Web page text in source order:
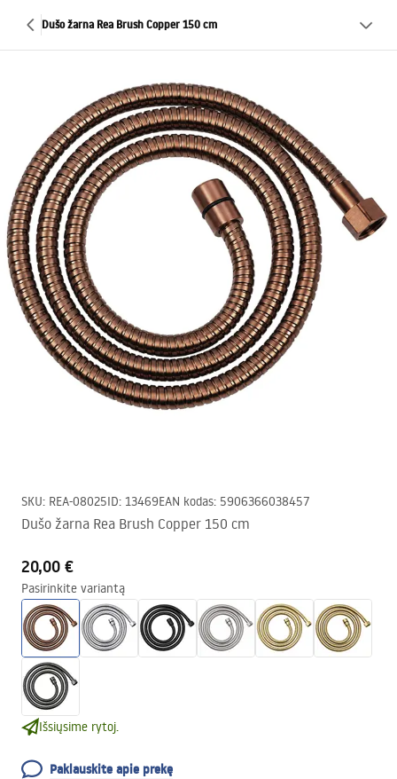
Dušo žarna Rea Brush Copper 150 cm
SKU: REA-08025ID: 13469EAN kodas: 5906366038457
Dušo žarna Rea Brush Copper 150 cm
20,00 €
Pasirinkite variantą
Išsiųsime rytoj.
Paklauskite apie prekę